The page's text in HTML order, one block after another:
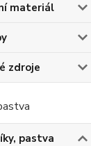
materiál
zdroje
pastva